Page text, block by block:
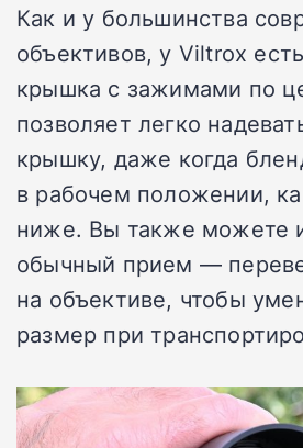
Как и у большинства
объективов, у Viltrox
крышка с зажимами по
позволяет легко
крышку, даже когда
в рабочем положении,
ниже. Вы также можете
обычный прием —
на объективе, чтобы
размер при